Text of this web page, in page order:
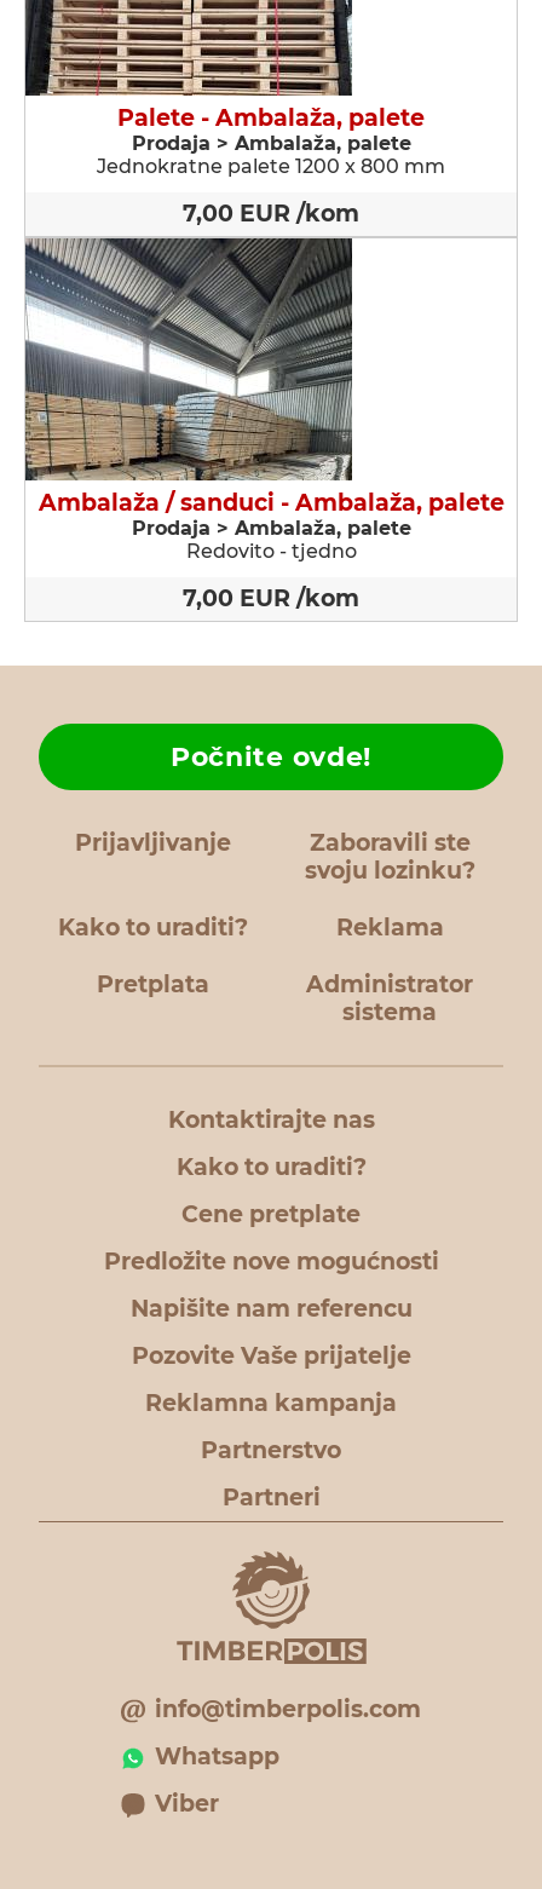
Palete - Ambalaža, palete
Prodaja > Ambalaža, palete
Jednokratne palete 1200 x 800 mm
7,00 EUR /kom
Ambalaža / sanduci - Ambalaža, palete
Prodaja > Ambalaža, palete
Redovito - tjedno
7,00 EUR /kom
Prijavljivanje
Zaboravili ste
svoju lozinku?
Kako to uraditi?
Počnite ovde!
Reklama
Pretplata
Administrator
sistema
Kontaktirajte nas
Kako to uraditi?
Cene pretplate
Predložite nove mogućnosti
Napišite nam referencu
Pozovite Vaše prijatelje
Reklamna kampanja
Partnerstvo
Partneri
info@timberpolis.com
Whatsapp
Viber